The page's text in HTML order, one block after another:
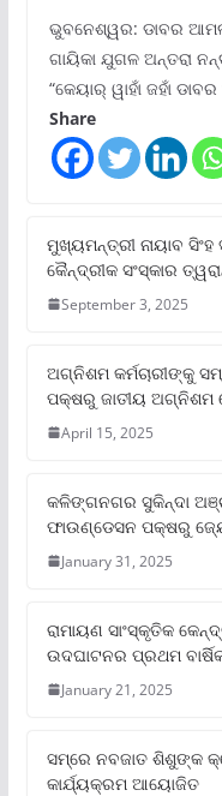
ଭୁବନେଶ୍ୱର: ଡାବର
ଗାୟିକା ଯୁଗଳ ଅନ୍ତରା
“କେୟାର୍ ୱାହାଁ ଜହାଁ
Share
ମୁଖ୍ୟମନ୍ତ୍ରୀ ନାୟାବ
କୈନ୍ଦ୍ରୀକ ସଂସ୍କାର
September 3, 2025
ଅଗ୍ନିଶମ କର୍ମଚାରୀଙ୍କୁ
ପକ୍ଷରୁ ଜାତୀୟ ଅଗ୍ନିଶମ
April 15, 2025
କଳିଙ୍ଗନଗର ସୁକିନ୍ଦା
ଫାଉଣ୍ଡେସନ ପକ୍ଷରୁ
January 31, 2025
ରାମାୟଣ ସାଂସ୍କୃତିକ
ଉଦଘାଟନର ପ୍ରଥମ
January 21, 2025
ସମ୍‌ରେ ନବଜାତ ଶିଶୁଙ୍କ
କାର୍ଯ୍ୟକ୍ରମ ଆୟୋଜିତ